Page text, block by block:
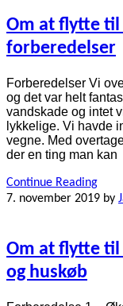
Om at flytte til
forberedelser
Forberedelser Vi
og det var helt
vandskade og intet
lykkelige. Vi havde
vegne. Med
der en ting man kan
Continue Reading
7. november 2019 by
Om at flytte til
og huskøb